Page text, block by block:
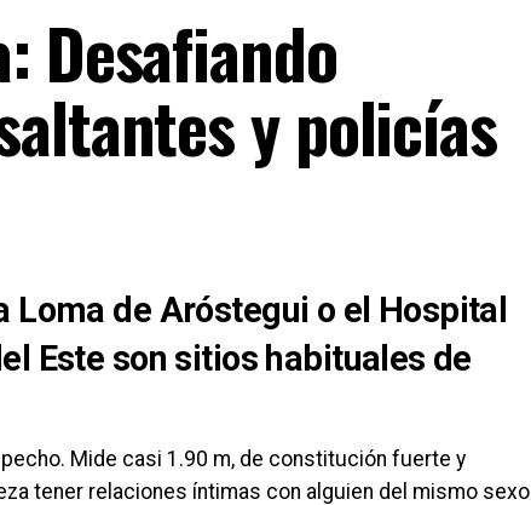
Desafiando
y policías
Loma de Aróstegui o el Hospital
Este son sitios habituales de
Mide casi 1.90 m, de constitución fuerte y
tener relaciones íntimas con alguien del mismo sexo